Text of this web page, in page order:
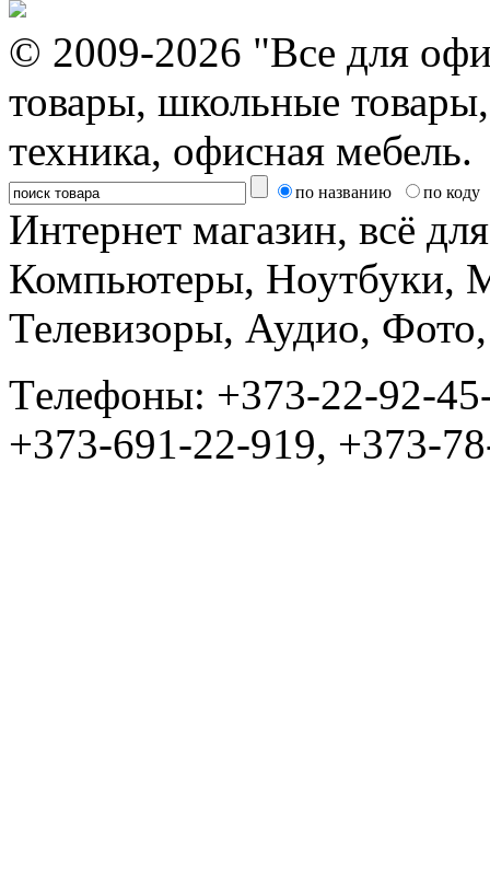
© 2009-2026 "Все для
товары, школьные
техника, офисная мебель.
по названию по коду
Интернет магазин, всё
Компьютеры, Ноутбуки,
Телевизоры, Аудио,
Tелефоны: +373-22-92-
+373-691-22-919, +373-